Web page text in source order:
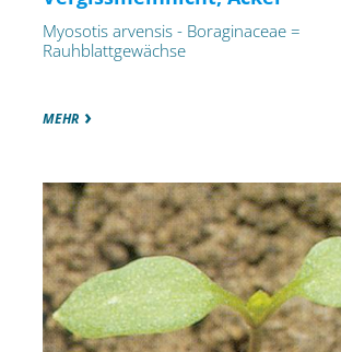
Myosotis arvensis - Boraginaceae =
Rauhblattgewächse
MEHR